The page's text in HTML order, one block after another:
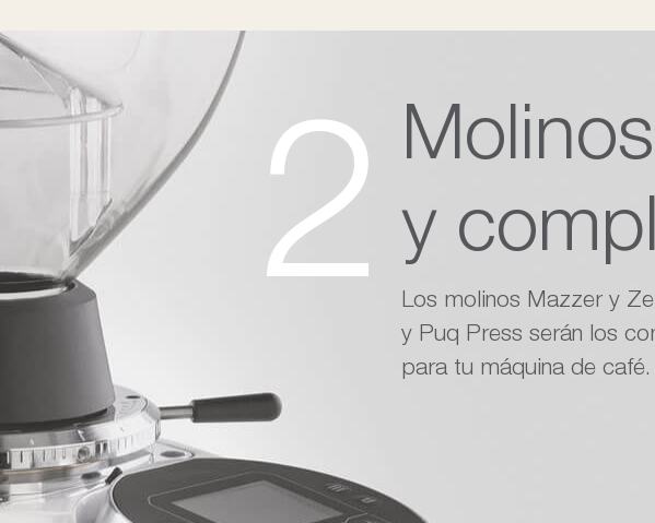
2 Molinos
y
Los molinos Mazzer y
y Puq Press serán los
para tu máquina de café.